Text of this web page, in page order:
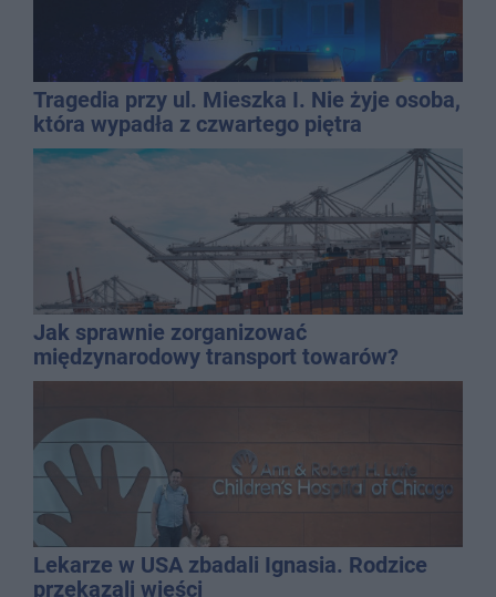
Tragedia przy ul. Mieszka I. Nie żyje osoba,
która wypadła z czwartego piętra
Jak sprawnie zorganizować
międzynarodowy transport towarów?
Lekarze w USA zbadali Ignasia. Rodzice
przekazali wieści